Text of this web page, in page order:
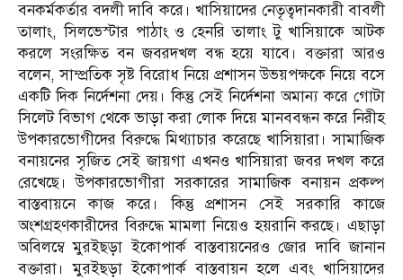
বনকর্মকর্তার বদলী দাবি করে। খাসিয়াদের নেতৃত্বদানকারী বাবলী
তালাং, সিলভেস্টার পাঠাং ও হেনরি তালাং টু খাসিয়াকে আটক
করলে সংরক্ষিত বন জবরদখল বন্ধ হয়ে যাবে। বক্তারা আরও
বলেন, সাম্প্রতিক সৃষ্ট বিরোধ নিয়ে প্রশাসন উভয়পক্ষকে নিয়ে বসে
একটি দিক নির্দেশনা দেয়। কিন্তু সেই নির্দেশনা অমান্য করে গোটা
সিলেট বিভাগ থেকে ভাড়া করা লোক দিয়ে মানববন্ধন করে নিরীহ
উপকারভোগীদের বিরুদ্ধে মিথ্যাচার করেছে খাসিয়ারা। সামাজিক
বনায়নের সৃজিত সেই জায়গা এখনও খাসিয়ারা জবর দখল করে
রেখেছে। উপকারভোগীরা সরকারের সামাজিক বনায়ন প্রকল্প
বাস্তবায়নে কাজ করে। কিন্তু প্রশাসন সেই সরকারি কাজে
অংশগ্রহণকারীদের বিরুদ্ধে মামলা নিয়েও হয়রানি করছে। এছাড়া
অবিলম্বে মুরইছড়া ইকোপার্ক বাস্তবায়নেরও জোর দাবি জানান
বক্তারা। মুরইছড়া ইকোপার্ক বাস্তবায়ন হলে এবং খাসিয়াদের